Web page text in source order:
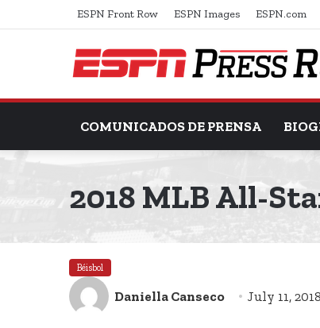
ESPN Front Row ESPN Images ESPN.com
COMUNICADOS DE PRENSA
2018 MLB All-
Béisbol
Daniella Canseco July 11, 2018